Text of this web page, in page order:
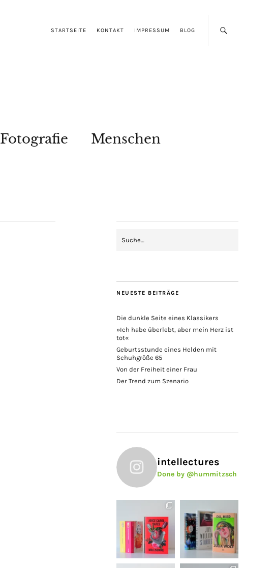
STARTSEITE KONTAKT IMPRESSUM BLOG
Fotografie Menschen
NEUESTE BEITRÄGE
Die dunkle Seite eines Klassikers
»Ich habe überlebt, aber mein Herz ist
tot«
Geburtsstunde eines Helden mit
Schuhgröße 65
Von der Freiheit einer Frau
Der Trend zum Szenario
intellectures
Done by @hummitzsch